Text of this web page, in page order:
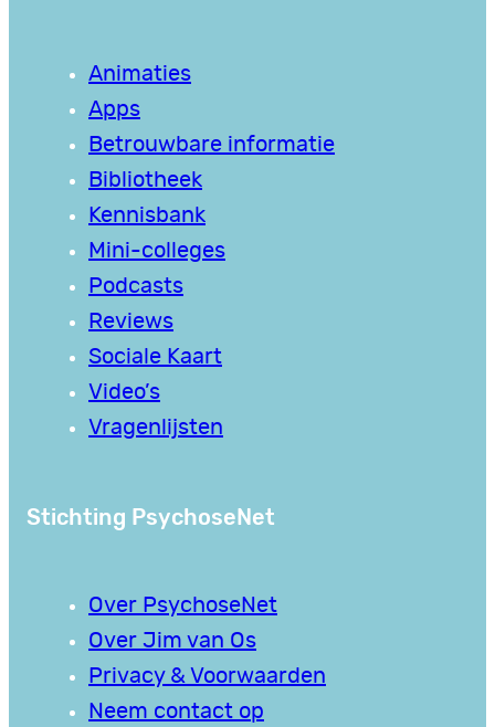
Animaties
Apps
Betrouwbare informatie
Bibliotheek
Kennisbank
Mini-colleges
Podcasts
Reviews
Sociale Kaart
Video’s
Vragenlijsten
Stichting PsychoseNet
Over PsychoseNet
Over Jim van Os
Privacy & Voorwaarden
Neem contact op